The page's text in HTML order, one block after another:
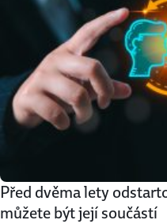
Před dvěma lety
můžete být její součástí